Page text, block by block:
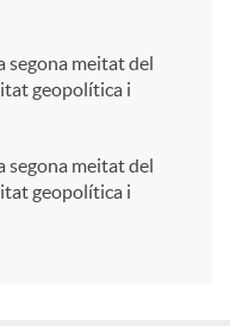
segona meitat del
geopolítica i
segona meitat del
geopolítica i